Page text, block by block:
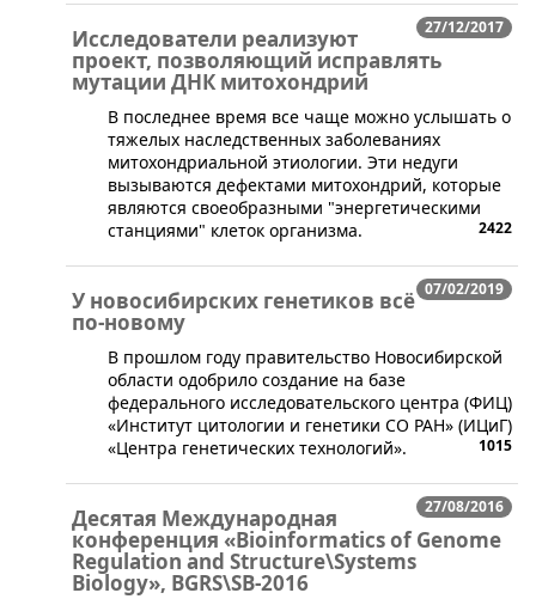
27/12/2017
Исследователи реализуют
проект, позволяющий исправлять
мутации ДНК митохондрий
​В последнее время все чаще можно услышать о
тяжелых наследственных заболеваниях
митохондриальной этиологии. Эти недуги
вызываются дефектами митохондрий, которые
являются своеобразными "энергетическими
станциями" клеток организма.
2422
07/02/2019
У новосибирских генетиков всё
по-новому
В прошлом году правительство Новосибирской
области одобрило создание на базе
федерального исследовательского центра (ФИЦ)
«Институт цитологии и генетики СО РАН» (ИЦиГ)
«Центра генетических технологий».
1015
27/08/2016
Десятая Международная
конференция «Bioinformatics of Genome
Regulation and Structure\Systems
Biology», BGRS\SB-2016